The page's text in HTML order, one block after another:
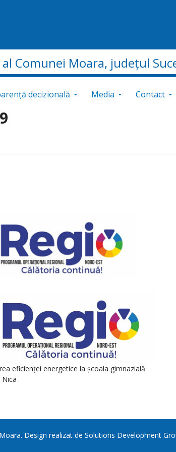
Comunei Moara, județul
decizională Media Contact
eficienței energetice la școala gimnazială
. Design realizat de Solutions Development